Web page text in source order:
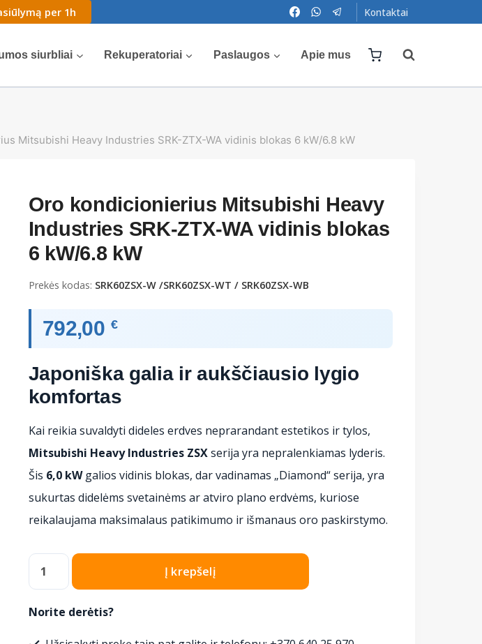
per 1h Kontaktai
siurbliai Rekuperatoriai Paslaugos Apie mus
Mitsubishi Heavy Industries SRK-ZTX-WA vidinis blokas 6 kW/6.8 kW
Oro kondicionierius Mitsubishi Heavy
Industries SRK-ZTX-WA vidinis blokas
6 kW/6.8 kW
Prekės kodas: SRK60ZSX-W /SRK60ZSX-WT / SRK60ZSX-WB
792,00 €
Japoniška galia ir aukščiausio lygio
komfortas
Kai reikia suvaldyti dideles erdves neprarandant estetikos ir tylos,
Mitsubishi Heavy Industries ZSXserija yra nepralenkiamas lyderis.
Šis 6,0 kWgalios vidinis blokas, dar vadinamas „Diamond“ serija, yra
sukurtas didelėms svetainėms ar atviro plano erdvėms, kuriose
reikalaujama maksimalaus patikimumo ir išmanaus oro paskirstymo.
produkto
kiekis:
Oro
Į krepšelį
Norite derėtis?